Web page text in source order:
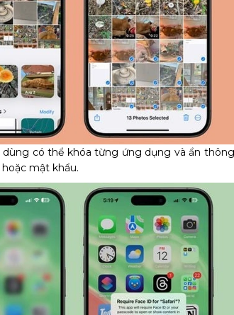
dùng có thể khóa từng ứng dụng và ẩn
mật khẩu.